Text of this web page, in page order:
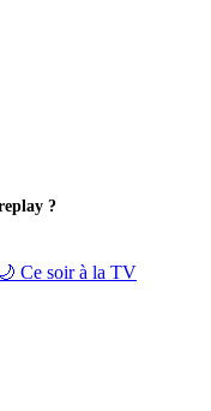
?
🌙 Ce soir à la TV